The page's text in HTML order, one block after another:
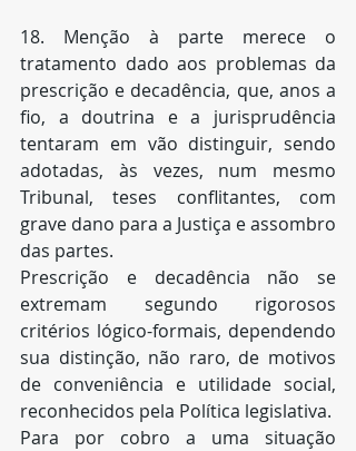
18. Menção à parte merece o
tratamento dado aos problemas da
prescrição e decadência, que, anos a
fio, a doutrina e a jurisprudência
tentaram em vão distinguir, sendo
adotadas, às vezes, num mesmo
Tribunal, teses conflitantes, com
grave dano para a Justiça e assombro
das partes.
Prescrição e decadência não se
extremam segundo rigorosos
critérios lógico-formais, dependendo
sua distinção, não raro, de motivos
de conveniência e utilidade social,
reconhecidos pela Política legislativa.
Para por cobro a uma situação